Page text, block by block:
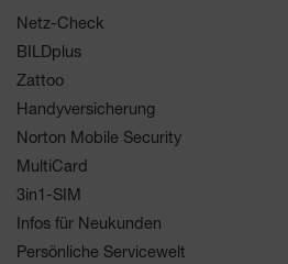
Netz-Check
BILDplus
Zattoo
Handyversicherung
Norton Mobile Security
MultiCard
3in1-SIM
Infos für Neukunden
Persönliche Servicewelt